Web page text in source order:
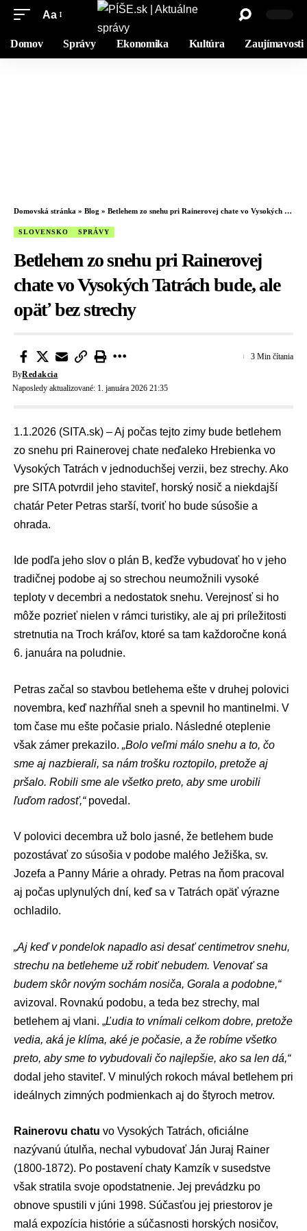
Aa
Domov Správy Ekonomika Kultúra Zaujímavosti
Domovská stránka » Blog » Betlehem zo snehu pri Rainerovej chate vo Vysokých Tatrách bude, ale opäť bez strechy
SLOVENSKO SPRÁVY
Betlehem zo snehu pri Rainerovej
chate vo Vysokých Tatrách bude, ale
opäť bez strechy
Naposledy aktualizované: 1. januára 2026 21:35
ByRedakcia
3 Min čítania
1.1.2026 (SITA.sk) – Aj počas tejto zimy bude betlehem
zo snehu pri Rainerovej chate neďaleko Hrebienka vo
Vysokých Tatrách v jednoduchšej verzii, bez strechy. Ako
pre SITA potvrdil jeho staviteľ, horský nosič a niekdajší
chatár Peter Petras starší, tvoriť ho bude súsošie a
ohrada.
Ide podľa jeho slov o plán B, keďže vybudovať ho v jeho
tradičnej podobe aj so strechou neumožnili vysoké
teploty v decembri a nedostatok snehu. Verejnosť si ho
môže pozrieť nielen v rámci turistiky, ale aj pri príležitosti
stretnutia na Troch kráľov, ktoré sa tam každoročne koná
6. januára na poludnie.
Petras začal so stavbou betlehema ešte v druhej polovici
novembra, keď nazhŕňal sneh a spevnil ho mantinelmi. V
tom čase mu ešte počasie prialo. Následné oteplenie
však zámer prekazilo. „Bolo veľmi málo snehu a to, čo
sme aj nazbierali, sa nám trošku roztopilo, pretože aj
pršalo. Robili sme ale všetko preto, aby sme urobili
ľuďom radosť,“povedal.
V polovici decembra už bolo jasné, že betlehem bude
pozostávať zo súsošia v podobe malého Ježiška, sv.
Jozefa a Panny Márie a ohrady. Petras na ňom pracoval
aj počas uplynulých dní, keď sa v Tatrách opäť výrazne
ochladilo.
„Aj keď v pondelok napadlo asi desať centimetrov snehu,
strechu na betleheme už robiť nebudem. Venovať sa
budem skôr novým sochám nosiča, Gorala a podobne,“
avizoval. Rovnakú podobu, a teda bez strechy, mal
betlehem aj vlani. „Ľudia to vnímali celkom dobre, pretože
vedia, aká je klíma, aké je počasie, a že robíme všetko
preto, aby sme to vybudovali čo najlepšie, ako sa len dá,“
dodal jeho staviteľ. V minulých rokoch mával betlehem pri
ideálnych zimných podmienkach aj do štyroch metrov.
Rainerovu chatu vo Vysokých Tatrách, oficiálne
nazývanú útulňa, nechal vybudovať Ján Juraj Rainer
(1800-1872). Po postavení chaty Kamzík v susedstve
však stratila svoje opodstatnenie. Jej prevádzku po
obnove spustili v júni 1998. Súčasťou jej priestorov je
malá expozícia histórie a súčasnosti horských nosičov,